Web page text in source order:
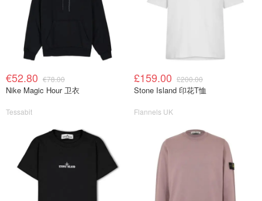
€52.80 €78.00
Nike Magic Hour 卫衣
Tessabit
£159.00 £200.00
Stone Island 印花T恤
Flannels UK